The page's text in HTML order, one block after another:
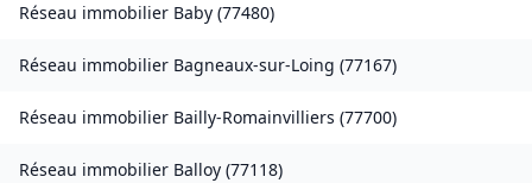
Réseau immobilier Baby (77480)
Réseau immobilier Bagneaux-sur-Loing (77167)
Réseau immobilier Bailly-Romainvilliers (77700)
Réseau immobilier Balloy (77118)